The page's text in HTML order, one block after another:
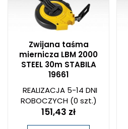
Zwijana taśma
miernicza LBM 2000
STEEL 30m STABILA
19661
REALIZACJA 5-14 DNI
ROBOCZYCH(0 szt.)
151,43 zł